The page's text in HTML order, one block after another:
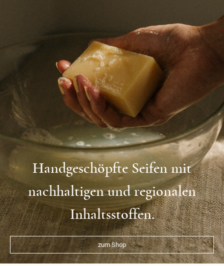
Handgeschöpfte Seifen mit
nachhaltigen und regionalen
Inhaltsstoffen.
zum Shop